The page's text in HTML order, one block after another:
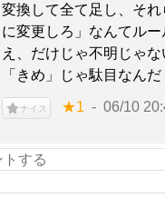
変換して全て足し、そ
に変更しろ」なんてルー
え、だけじゃ不明じゃ
「きめ」じゃ駄目なんだ
ナイス ★1 06/10